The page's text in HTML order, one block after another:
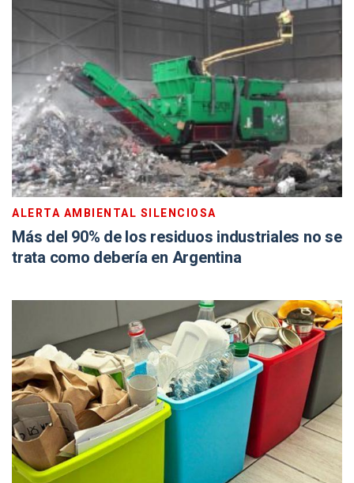
ALERTA AMBIENTAL SILENCIOSA
Más del 90% de los residuos industriales no se
trata como debería en Argentina